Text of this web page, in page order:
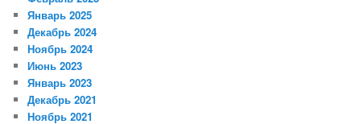
Январь 2025
Декабрь 2024
Ноябрь 2024
Июнь 2023
Январь 2023
Декабрь 2021
Ноябрь 2021